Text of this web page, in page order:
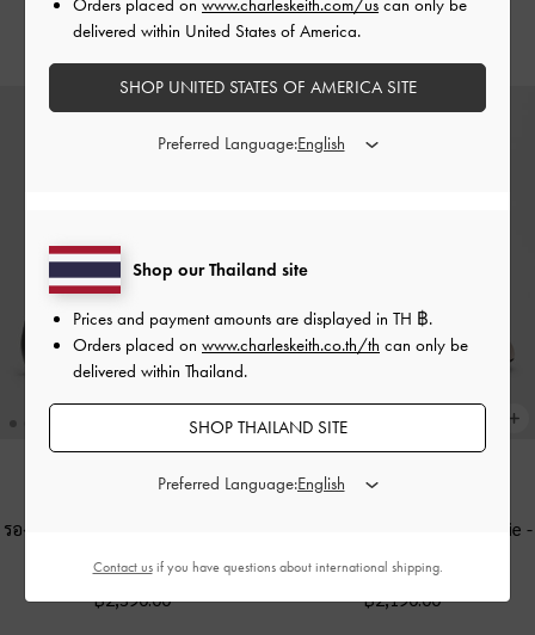
฿2,390.00
รองเท้าแมรี่เจนดีเทลโซ่ประดับชาร์ม
฿2,390.00
รองเท้าแมรี่เจนประดับมุกรุ่น Marie-
฿2,190.00
Shop our Thailand site
Prices and payment amounts are displayed in TH ฿.
Orders placed on www.charleskeith.co.th/th can only be
delivered within Thailand.
SHOP THAILAND SITE
Preferred Language:
delivered within United States of America.
SHOP UNITED STATES OF AMERICA SITE
Preferred Language:
Contact usif you have questions about international shipping.